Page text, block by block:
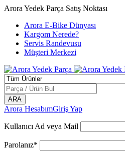
Arora Yedek Parça Satış Noktası
Arora E-Bike Dünyası
Kargom Nerede?
Servis Randevusu
Müşteri Merkezi
Arora HesabımGiriş Yap
Kullanıcı Ad veya Mail
Parolanız*